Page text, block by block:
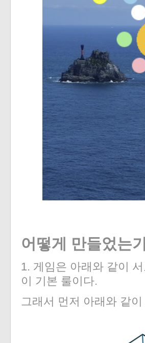
어떻게 만들었는
1. 게임은 아래와 같이
이 기본 룰이다.
그래서 먼저 아래와 같